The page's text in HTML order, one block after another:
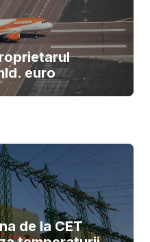
euro
de la CET